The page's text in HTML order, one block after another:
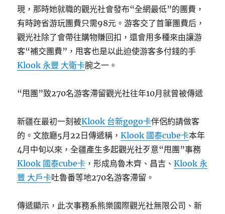
現，那時她就職的觀光社會發布“全網最低”的團費，
有時跨省游玩團費只需98元。游客交了首筆團費后，
觀光社除了會帶往購物賺回扣，還會用多種來由讓游
客“補交團費”，甩客也是以此迫使游客多付錢的手
Klook 永豐 大衛卡腕之一。
“甩團”致270名游客滯留觀光社往年10月就曾被傳遞
新疆在最初一刻被Klook 台新gogo卡伴侶約請做客
的。文旅廳5月22日傳遞稱，Klook 國泰cube卡本年
4月中旬以來，全疆產生多起觀光社歹意“甩團”事務
Klook 國泰cube卡 ，形成烏魯木齊、昌吉、Klook 永
豐 大戶卡吐魯番等地270名游客滯留。
傳遞顯示，此次事務系熊樂國際觀光社無限公司、新